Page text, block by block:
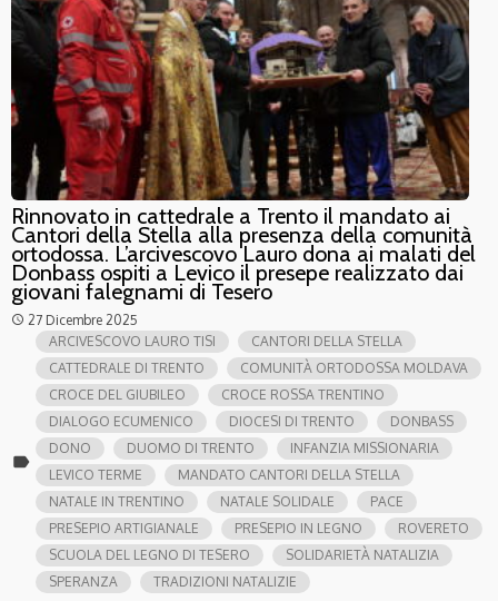
Rinnovato in cattedrale a Trento il mandato ai
Cantori della Stella alla presenza della comunità
ortodossa. L’arcivescovo Lauro dona ai malati del
Donbass ospiti a Levico il presepe realizzato dai
giovani falegnami di Tesero
access_time 27 Dicembre 2025
label
ARCIVESCOVO LAURO TISI
CANTORI DELLA STELLA
CATTEDRALE DI TRENTO
COMUNITÀ ORTODOSSA MOLDAVA
CROCE DEL GIUBILEO
CROCE ROSSA TRENTINO
DIALOGO ECUMENICO
DIOCESI DI TRENTO
DONBASS
DONO
DUOMO DI TRENTO
INFANZIA MISSIONARIA
LEVICO TERME
MANDATO CANTORI DELLA STELLA
NATALE IN TRENTINO
NATALE SOLIDALE
PACE
PRESEPIO ARTIGIANALE
PRESEPIO IN LEGNO
ROVERETO
SCUOLA DEL LEGNO DI TESERO
SOLIDARIETÀ NATALIZIA
SPERANZA
TRADIZIONI NATALIZIE